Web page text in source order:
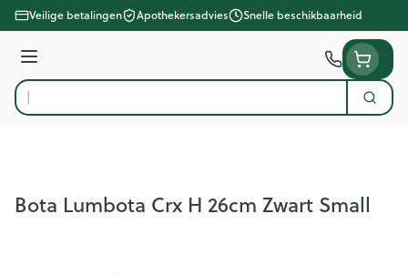
Ga naar de inhoud
Veilige betalingen Apothekersadvies Snelle beschikbaarheid
Menu
Product, merk, categorie...
Zoek
Bota Lumbota Crx H 26cm Zwart Small